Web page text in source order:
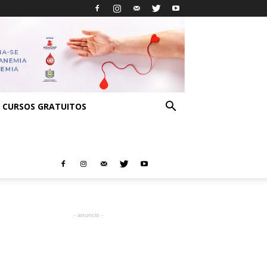
CURSOS GRATUITOS
- anuncio -